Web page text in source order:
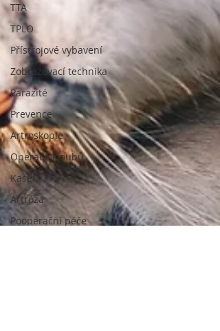
TTA
TPLO
Přístrojové vybavení
Zobrazovací technika
Parazité
Prevence
Artroskopie
Operace kloubů
Kašel
Artróza
Pooperační péče